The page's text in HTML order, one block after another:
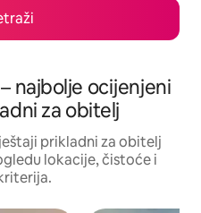
najbolje ocijenjeni
za obitelj
prikladni za obitelj
lokacije, čistoće i